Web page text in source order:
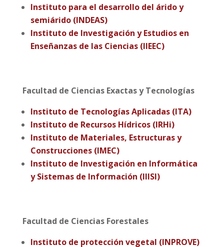
Instituto para el desarrollo del árido y
semiárido (INDEAS)
Instituto de Investigación y Estudios en
Enseñanzas de las Ciencias (IIEEC)
Facultad de Ciencias Exactas y Tecnologías
Instituto de Tecnologías Aplicadas (ITA)
Instituto de Recursos Hídricos (IRHi)
Instituto de Materiales, Estructuras y
Construcciones (IMEC)
Instituto de Investigación en Informática
y Sistemas de Información (IIISI)
Facultad de Ciencias Forestales
Instituto de protección vegetal (INPROVE)